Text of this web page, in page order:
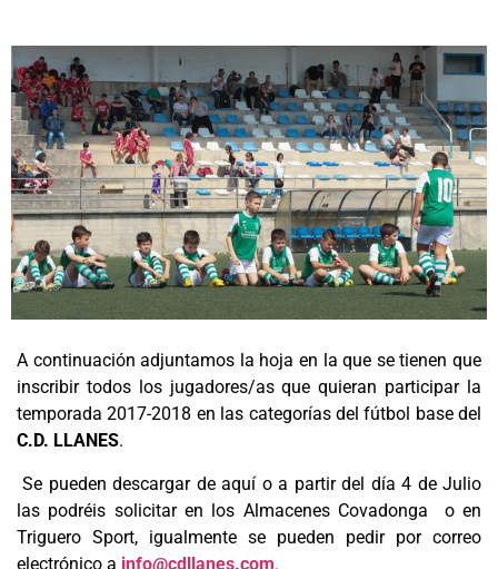
A continuación adjuntamos la hoja en la que se tienen que
inscribir todos los jugadores/as que quieran participar la
temporada 2017-2018 en las categorías del fútbol base del
C.D. LLANES.
Se pueden descargar de aquí o a partir del día 4 de Julio
las podréis solicitar en los Almacenes Covadonga o en
Triguero Sport, igualmente se pueden pedir por correo
electrónico a info@cdllanes.com.